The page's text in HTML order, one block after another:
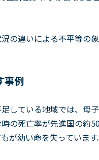
の違いによる不平等の象
事例
している地域では、母
の死亡率が先進国の約
が幼い命を失っています